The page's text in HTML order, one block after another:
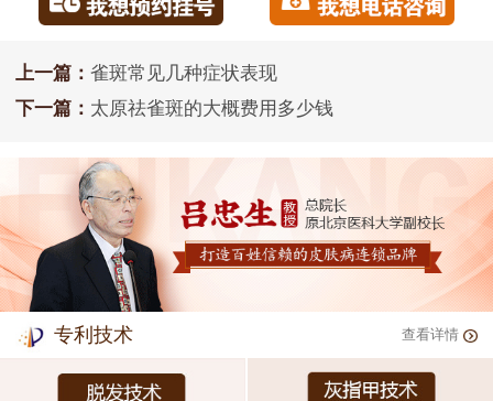
上一篇： 雀斑常见几种症状表现
下一篇： 太原祛雀斑的大概费用多少钱
专利技术 查看详情